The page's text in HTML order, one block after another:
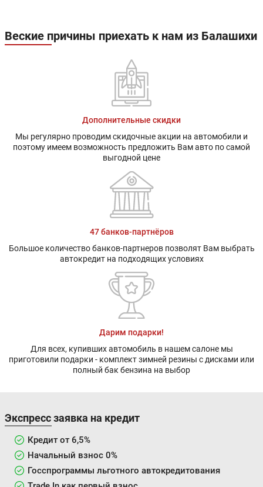
Веские причины приехать к нам из Балашихи
Дополнительные скидки
Мы регулярно проводим скидочные акции на автомобили и
поэтому имеем возможность предложить Вам авто по самой
выгодной цене
47 банков-партнёров
Большое количество банков-партнеров позволят Вам выбрать
автокредит на подходящих условиях
Дарим подарки!
Для всех, купивших автомобиль в нашем салоне мы
приготовили подарки - комплект зимней резины с дисками или
полный бак бензина на выбор
Экспресс заявка на кредит
Кредит от 6,5%
Начальный взнос 0%
Госспрограммы льготного автокредитования